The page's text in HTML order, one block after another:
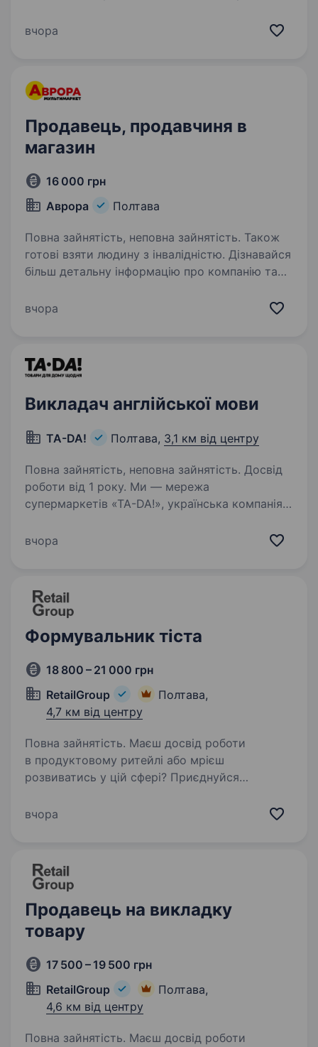
рухатися вперед до Перемоги. Фокстрот
вчора
Продавець, продавчиня в
магазин
16 000 грн
Аврора
Полтава
Повна зайнятість, неповна зайнятість. Також
готові взяти людину з інвалідністю. Дізнавайся
більш детальну інформацію про компанію та
robota.avrora.ua
в команду продавця…
вчора
Викладач англійської мови
TA-DA! Полтава, 3,1 км від центру
Повна зайнятість, неповна зайнятість. Досвід
роботи від 1 року. Ми — мережа
супермаркетів «TA-DA!», українська компанія,
Україні. Невпинно рухатись уперед — це наш
вчора
Формувальник тіста
18 800 – 21 000 грн
RetailGroup
Полтава,
4,7 км від центру
Повна зайнятість. Маєш досвід роботи
в продуктовому ритейлі або мрієш
розвиватись у цій сфері? Приєднуйся
свою роботу, горять ідеєю, реалізовують
вчора
Продавець на викладку
товару
17 500 – 19 500 грн
RetailGroup
Полтава,
4,6 км від центру
Повна зайнятість. Маєш досвід роботи